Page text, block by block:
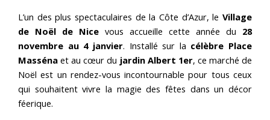
L’un des plus spectaculaires de la Côte d’Azur, le Village
de Noël de Nice vous accueille cette année du 28
novembre au 4 janvier. Installé sur la célèbre Place
Masséna et au cœur du jardin Albert 1er, ce marché de
Noël est un rendez-vous incontournable pour tous ceux
qui souhaitent vivre la magie des fêtes dans un décor
féerique.